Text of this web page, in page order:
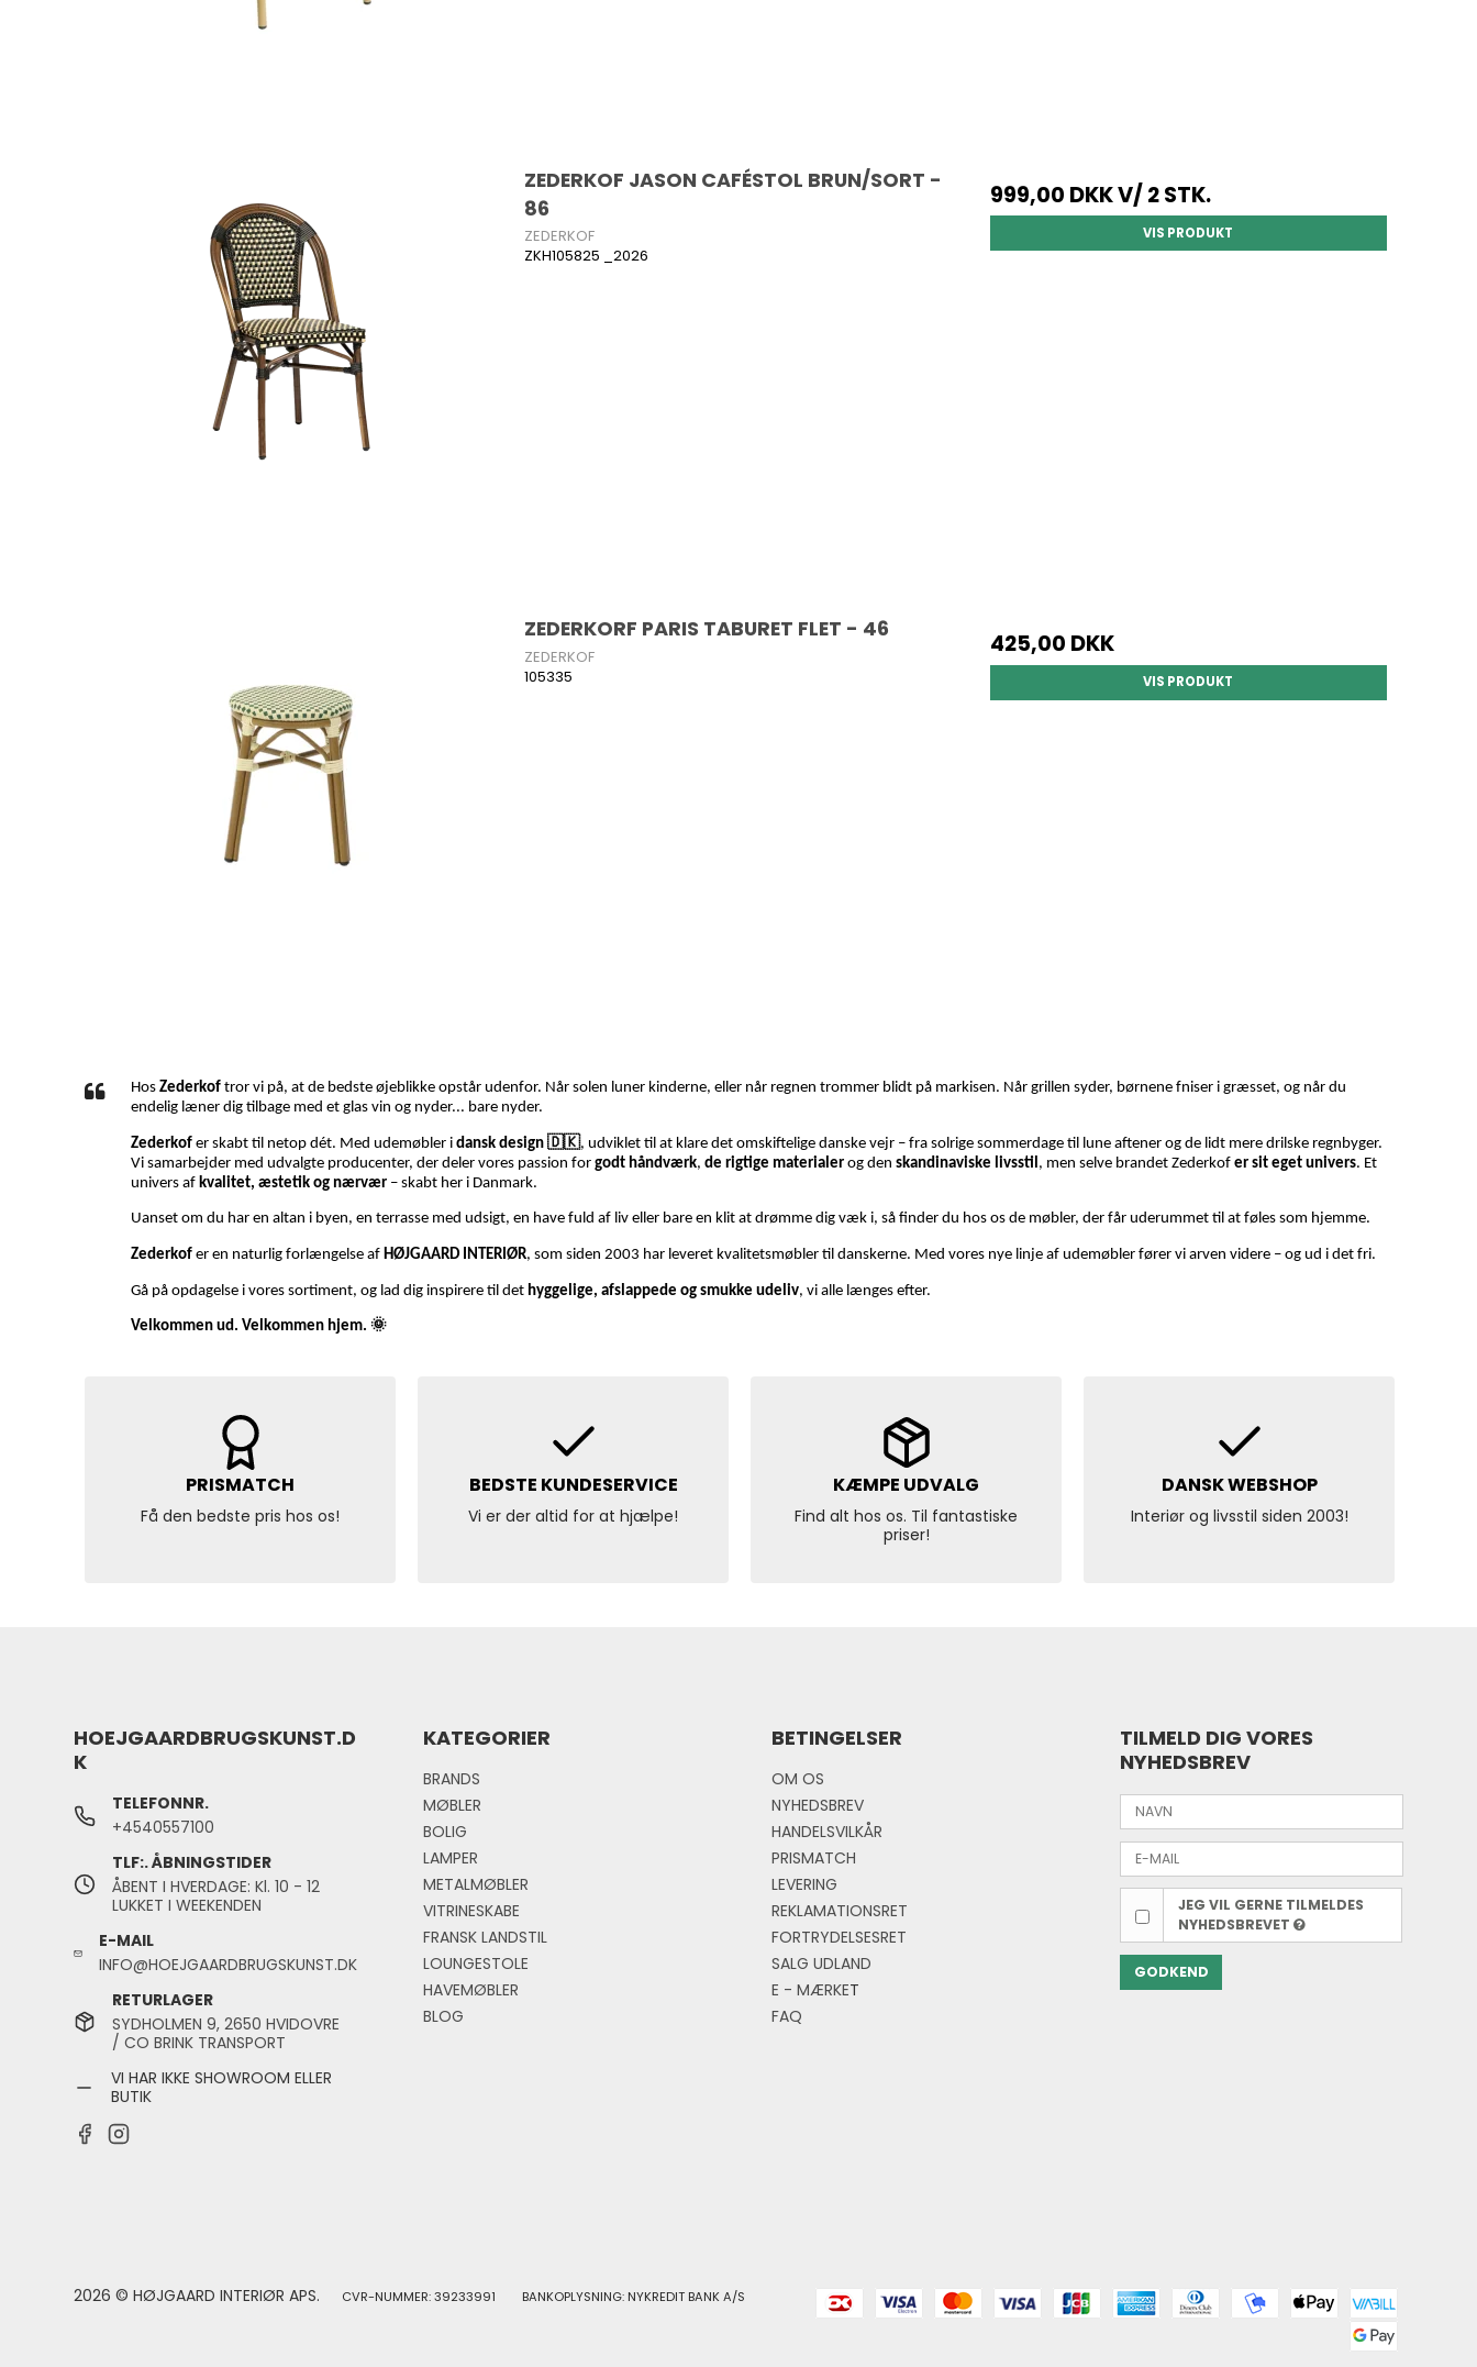
ZEDERKOF JASON CAFÉSTOL BRUN/SORT -
86
ZEDERKOF
ZKH105825 _2026
999,00 DKKV/ 2 STK.
VIS PRODUKT
ZEDERKORF PARIS TABURET FLET - 46
ZEDERKOF
105335
425,00 DKK
VIS PRODUKT
HosZederkoftror vi på, at de bedste øjeblikke opstår udenfor. Når solen luner kinderne, eller når regnen trommer blidt på markisen. Når grillen syder, børnene fniser i græsset, og når du
endelig læner dig tilbage med et glas vin og nyder... bare nyder.
Zederkof er skabt til netop dét. Med udemøbler idansk design 🇩🇰, udviklet til at klare det omskiftelige danske vejr – fra solrige sommerdage til lune aftener og de lidt mere drilske regnbyger.
Vi samarbejder med udvalgte producenter, der deler vores passion forgodt håndværk,de rigtige materialer og denskandinaviske livsstil , men selve brandet Zederkofer sit eget univers. Et
univers af kvalitet, æstetik og nærvær – skabt her i Danmark.
Uanset om du har en altan i byen, en terrasse med udsigt, en have fuld af liv eller bare en klit at drømme dig væk i, så finder du hos os de møbler, der får uderummet til at føles som hjemme.
Zederkofer en naturlig forlængelse af HØJGAARD INTERIØR, som siden 2003 har leveret kvalitetsmøbler til danskerne. Med vores nye linje af udemøbler fører vi arven videre – og ud i det fri.
Gå på opdagelse i vores sortiment, og lad dig inspirere til det hyggelige, afslappede og smukke udeliv, vi alle længes efter.
Velkommen ud. Velkommen hjem. 🌞
PRISMATCH
Få den bedste pris hos os!
BEDSTE KUNDESERVICE
Vi er der altid for at hjælpe!
KÆMPE UDVALG
Find alt hos os. Til fantastiske
priser!
DANSK WEBSHOP
Interiør og livsstil siden 2003!
HOEJGAARDBRUGSKUNST.D
K
TELEFONNR.
+4540557100
TLF:. ÅBNINGSTIDER
ÅBENT I HVERDAGE: Kl. 10 - 12
LUKKET I WEEKENDEN
E-MAIL
INFO@HOEJGAARDBRUGSKUNST.DK
RETURLAGER
SYDHOLMEN 9, 2650 HVIDOVRE
/ CO BRINK TRANSPORT
VI HAR IKKE SHOWROOM ELLER
BUTIK
KATEGORIER
BRANDS
MØBLER
BOLIG
LAMPER
METALMØBLER
VITRINESKABE
FRANSK LANDSTIL
LOUNGESTOLE
HAVEMØBLER
BLOG
BETINGELSER
OM OS
NYHEDSBREV
HANDELSVILKÅR
PRISMATCH
LEVERING
REKLAMATIONSRET
FORTRYDELSESRET
SALG UDLAND
E - MÆRKET
FAQ
TILMELD DIG VORES
NYHEDSBREV
JEG VIL GERNE TILMELDES
NYHEDSBREVET
GODKEND
2026 © HØJGAARD INTERIØR APS. CVR-NUMMER: 39233991 BANKOPLYSNING: NYKREDIT BANK A/S